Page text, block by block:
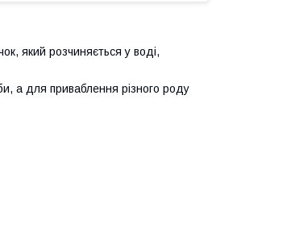
який розчиняється у воді,
а для приваблення різного роду